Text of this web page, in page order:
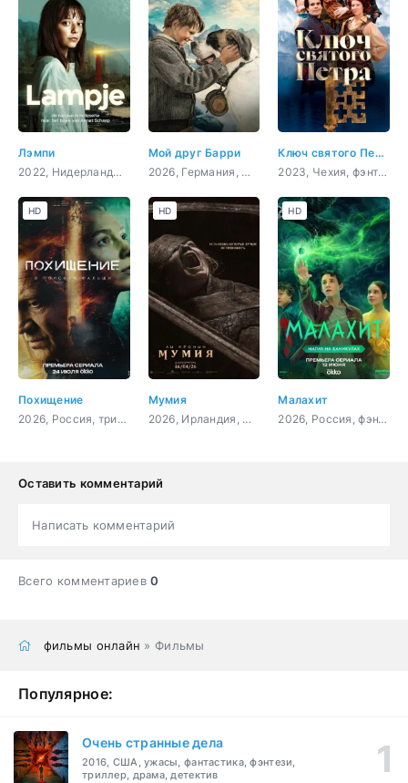
Лэмпи
2022, Нидерланды, фэнтези, драма, приключения, семейный
Мой друг Барри
2026, Германия, Швейцария, семейный
Ключ святого Петра
2023, Чехия, фэнтези, комедия, семейный
Похищение
2026, Россия, триллер, детектив
HD
Мумия
2026, Ирландия, США, ужасы
HD
Малахит
2026, Россия, фэнтези, приключения, семейный
HD
Оставить комментарий
Написать комментарий
Всего комментариев0
фильмы онлайн » Фильмы
Популярное:
Очень странные дела
2016, США, ужасы, фантастика, фэнтези,
триллер, драма, детектив